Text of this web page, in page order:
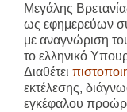
Μεγάλης
ως εφημερεύων
με αναγνώριση
το ελληνικό
Διαθέτει
εκτέλεσης,
εγκέφαλου